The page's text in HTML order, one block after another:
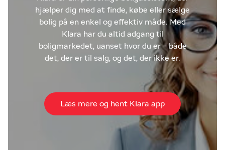
hjælper dig med at finde, købe eller sælge
bolig på en enkel og effektiv måde. Med
Klara har du altid adgang til
boligmarkedet, uanset hvor du er - både
det, der er til salg, og det, der ikke er.
Læs mere og hent Klara app